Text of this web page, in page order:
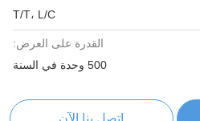
T/T، L/C
القدرة على العرض:
500 وحدة في السنة
اتصل بنا الآن